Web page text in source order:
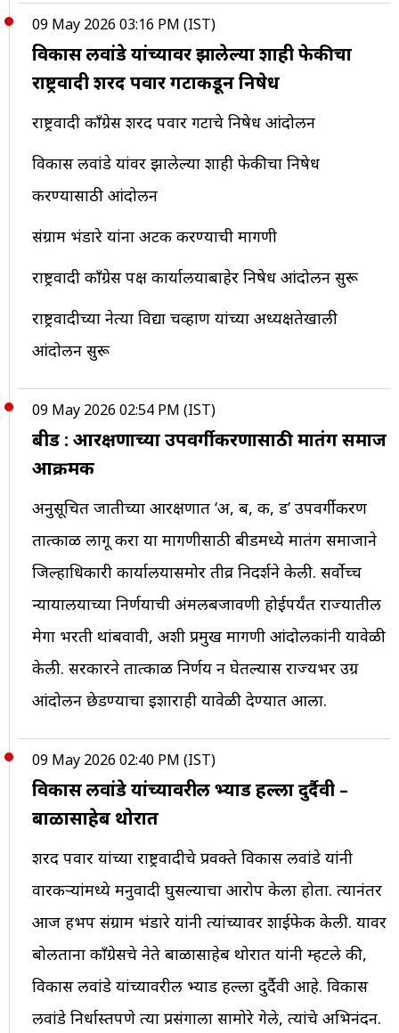
09 May 2026 03:16 PM (IST)
विकास लवांडे यांच्यावर झालेल्या शाही फेकीचा
राष्ट्रवादी शरद पवार गटाकडून निषेध
राष्ट्रवादी काँग्रेस शरद पवार गटाचे निषेध आंदोलन
विकास लवांडे यांवर झालेल्या शाही फेकीचा निषेध
करण्यासाठी आंदोलन
संग्राम भंडारे यांना अटक करण्याची मागणी
राष्ट्रवादी काँग्रेस पक्ष कार्यालयाबाहेर निषेध आंदोलन सुरू
राष्ट्रवादीच्या नेत्या विद्या चव्हाण यांच्या अध्यक्षतेखाली
आंदोलन सुरू
09 May 2026 02:54 PM (IST)
बीड : आरक्षणाच्या उपवर्गीकरणासाठी मातंग समाज
आक्रमक
अनुसूचित जातीच्या आरक्षणात ‘अ, ब, क, ड’ उपवर्गीकरण
तात्काळ लागू करा या मागणीसाठी बीडमध्ये मातंग समाजाने
जिल्हाधिकारी कार्यालयासमोर तीव्र निदर्शने केली. सर्वोच्च
न्यायालयाच्या निर्णयाची अंमलबजावणी होईपर्यंत राज्यातील
मेगा भरती थांबवावी, अशी प्रमुख मागणी आंदोलकांनी यावेळी
केली. सरकारने तात्काळ निर्णय न घेतल्यास राज्यभर उग्र
आंदोलन छेडण्याचा इशाराही यावेळी देण्यात आला.
09 May 2026 02:40 PM (IST)
विकास लवांडे यांच्यावरील भ्याड हल्ला दुर्दैवी –
बाळासाहेब थोरात
शरद पवार यांच्या राष्ट्रवादीचे प्रवक्ते विकास लवांडे यांनी
वारकऱ्यांमध्ये मनुवादी घुसल्याचा आरोप केला होता. त्यानंतर
आज हभप संग्राम भंडारे यांनी त्यांच्यावर शाईफेक केली. यावर
बोलताना काँग्रेसचे नेते बाळासाहेब थोरात यांनी म्हटले की,
विकास लवांडे यांच्यावरील भ्याड हल्ला दुर्दैवी आहे. विकास
लवांडे निर्धास्तपणे त्या प्रसंगाला सामोरे गेले, त्यांचे अभिनंदन.